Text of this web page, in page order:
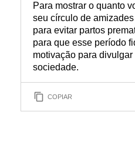
Para mostrar o quanto
seu círculo de
para evitar partos
para que esse período
motivação para
sociedade.
COPIAR